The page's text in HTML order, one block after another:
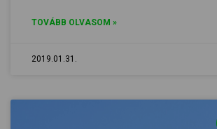
TOVÁBB OLVASOM »
2019.01.31.